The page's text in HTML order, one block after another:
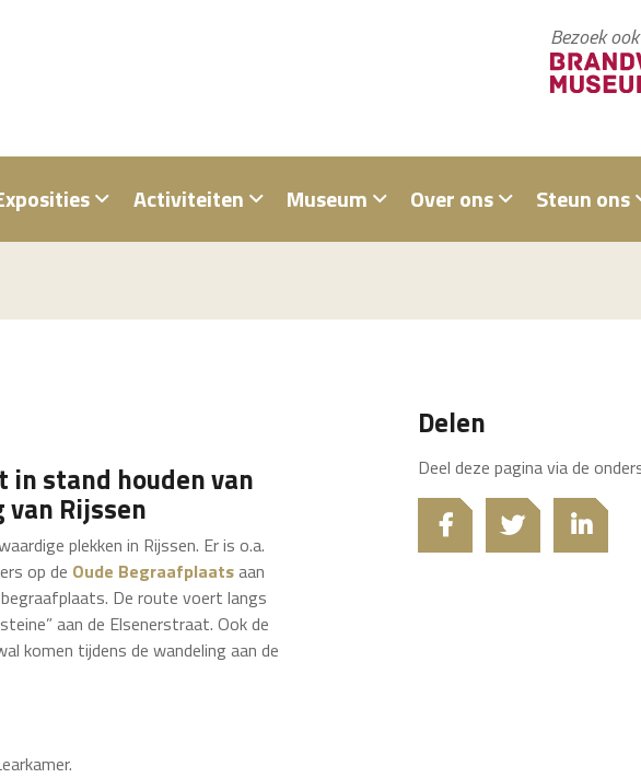
Bezoek
Activiteiten Museum Over ons Steun ons
in stand houden van
Rijssen
plekken in Rijssen. Er is o.a.
op de Oude Begraafplaatsaan
De route voert langs
aan de Elsenerstraat. Ook de
komen tijdens de wandeling aan de
Delen
Deel deze pagina via de